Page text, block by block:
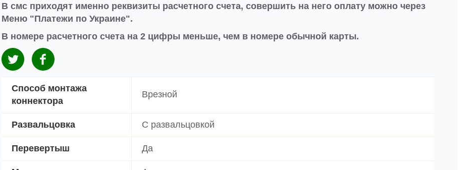
В смс приходят именно реквизиты расчетного счета, совершить на него оплату можно через
Меню "Платежи по Украине".
В номере расчетного счета на 2 цифры меньше, чем в номере обычной карты.
Способ монтажа
коннектора
Врезной
Развальцовка С развальцовкой
Перевертыш Да